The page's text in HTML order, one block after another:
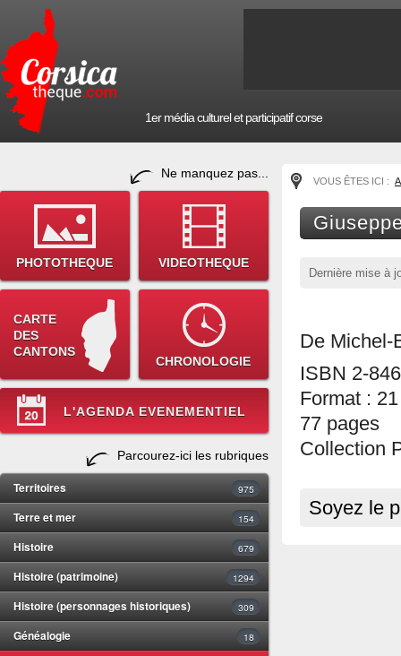
1er média culturel et participatif corse
Ne manquez pas...
PHOTOTHEQUE VIDEOTHEQUE
CARTE
DES
CANTONS
CHRONOLOGIE
L'AGENDA EVENEMENTIEL
Parcourez-ici les rubriques
Territoires 975
Terre et mer 154
Histoire 679
Histoire (patrimoine) 1294
Histoire (personnages historiques) 309
Généalogie 18
VOUS ÊTES ICI :
Dernière mise à
De Michel-
ISBN 2-
Format :
77 pages
Collection
Soyez le